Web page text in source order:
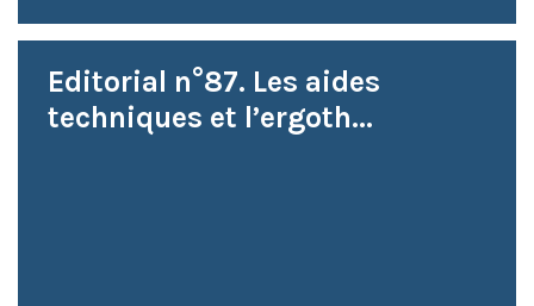
Editorial n°87. Les aides
techniques et l’ergoth...